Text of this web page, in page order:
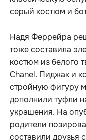
серый костюм и
Надя Феррейра
тоже составила
костюм из белого
Chanel. Пиджак и
стройную фигуру
дополнили туфли
украшения. На
родители
составили друзья